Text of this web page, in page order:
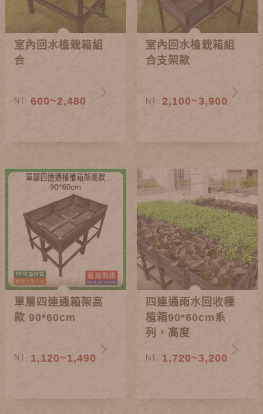
室內回水植栽箱組
合
NT. 600~2,480
室內回水植栽箱組
合支架款
NT. 2,100~3,900
單層四連通箱架高
款 90*60cm
NT. 1,120~1,490
四連通雨水回收種
植箱90*60cm系
列，高度
NT. 1,720~3,200